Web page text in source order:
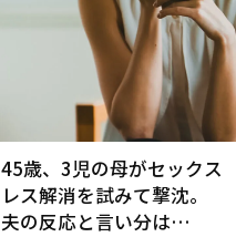
45歳、3児の母がセックス
レス解消を試みて撃沈。
夫の反応と言い分は…